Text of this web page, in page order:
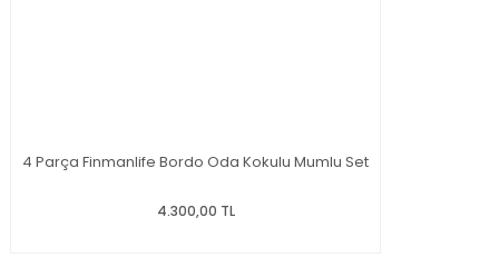
4 Parça Finmanlife Bordo Oda Kokulu Mumlu Set
4.300,00 TL